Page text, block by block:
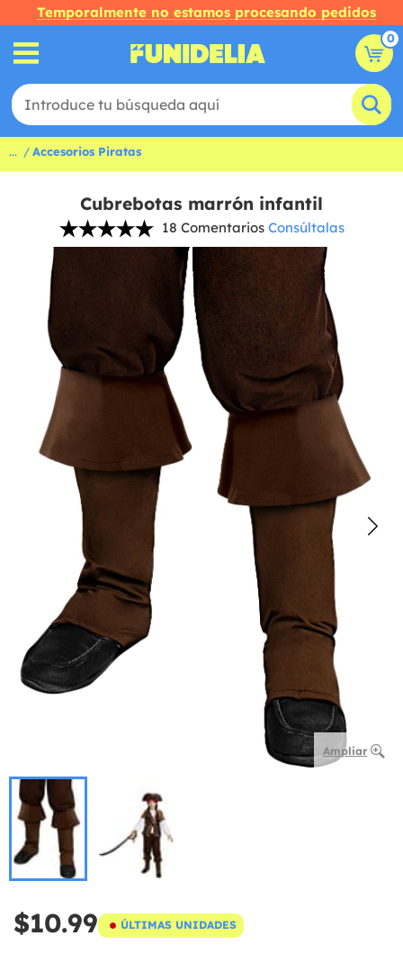
Temporalmente no estamos procesando pedidos
0
... Accesorios Piratas
Cubrebotas marrón infantil
18 Comentarios Consúltalas
Ampliar
$10.99 ÚLTIMAS UNIDADES